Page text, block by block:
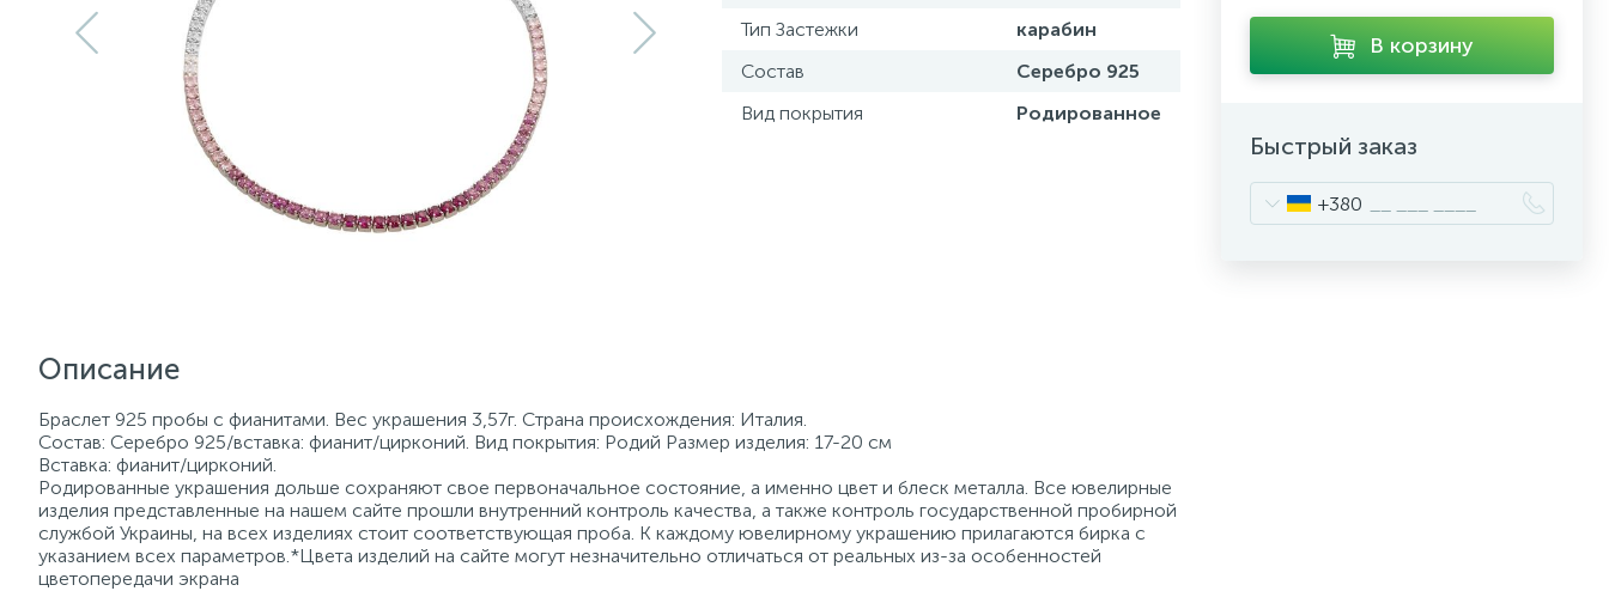
Тип Застежки
карабин
Состав
Серебро 925
Вид покрытия
Родированное
Описание
Браслет 925 пробы с фианитами. Вес украшения 3,57г. Страна происхождения: Италия.
Состав: Серебро 925/вставка: фианит/цирконий. Вид покрытия: Родий Размер изделия: 17-20 см
Вставка: фианит/цирконий.
Родированные украшения дольше сохраняют свое первоначальное состояние, а именно цвет и блеск металла. Все ювелирные
изделия представленные на нашем сайте прошли внутренний контроль качества, а также контроль государственной пробирной
службой Украины, на всех изделиях стоит соответствующая проба. К каждому ювелирному украшению прилагаются бирка с
указанием всех параметров.*Цвета изделий на сайте могут незначительно отличаться от реальных из-за особенностей
цветопередачи экрана
В корзину
Быстрый заказ
+380